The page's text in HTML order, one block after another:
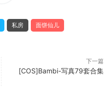
私房
面饼仙儿
下一篇
[COS]Bambi-写真79套合集